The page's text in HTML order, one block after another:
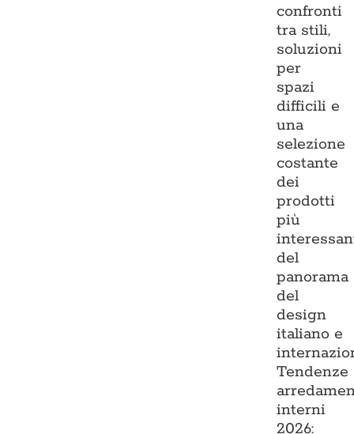
confronti
tra stili,
soluzioni
per
spazi
difficili e
una
selezione
costante
dei
prodotti
più
del
panorama
del
design
italiano e
Tendenze
interni
2026: